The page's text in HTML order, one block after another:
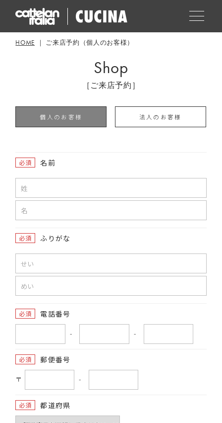
HOME ご来店予約（個人のお客様）
Shop
［ご来店予約］
個人のお客様 法人のお客様
必須 名前
必須 ふりがな
必須 電話番号
- -
必須 郵便番号
〒 -
必須 都道府県